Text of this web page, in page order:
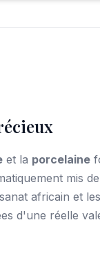
et la porcelaine
mis
africain et
d'une réelle